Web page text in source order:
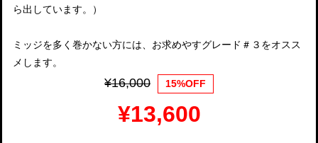
ら出しています。）
ミッジを多く巻かない方には、お求めやすグレード＃３をオスス
メします。
¥16,000 15%OFF
¥13,600